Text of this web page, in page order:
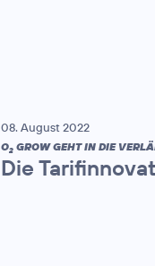
08. August 2022
O2 GROW GEHT IN DIE
Die